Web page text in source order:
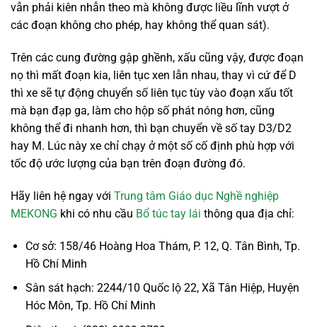
vẫn phải kiên nhẫn theo mà không được liều lĩnh vượt ở
các đoạn không cho phép, hay không thể quan sát).
Trên các cung đường gập ghềnh, xấu cũng vậy, được đoạn
nọ thì mất đoạn kia, liên tục xen lẫn nhau, thay vì cứ để D
thì xe sẽ tự động chuyển số liên tục tùy vào đoạn xấu tốt
mà bạn đạp ga, làm cho hộp số phát nóng hơn, cũng
không thể đi nhanh hơn, thì bạn chuyển về số tay D3/D2
hay M. Lúc này xe chỉ chạy ở một số cố định phù hợp với
tốc độ ước lượng của bạn trên đoạn đường đó.
Hãy liên hệ ngay với Trung tâm Giáo dục Nghề nghiệp
MEKONG khi có nhu cầu Bổ túc tay lái thông qua địa chỉ:
Cơ sở: 158/46 Hoàng Hoa Thám, P. 12, Q. Tân Bình, Tp.
Hồ Chí Minh
Sân sát hạch: 2244/10 Quốc lộ 22, Xã Tân Hiệp, Huyện
Hóc Môn, Tp. Hồ Chí Minh